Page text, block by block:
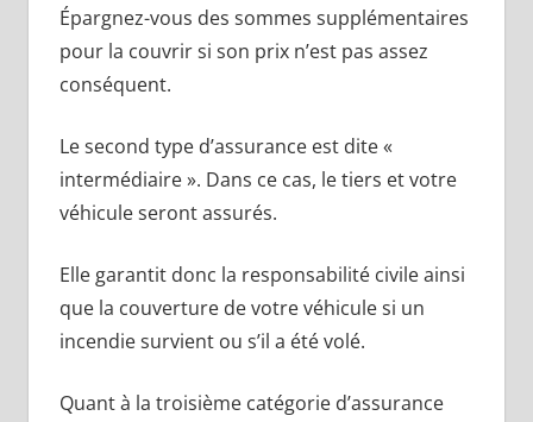
Épargnez-vous des sommes supplémentaires
pour la couvrir si son prix n’est pas assez
conséquent.
Le second type d’assurance est dite «
intermédiaire ». Dans ce cas, le tiers et votre
véhicule seront assurés.
Elle garantit donc la responsabilité civile ainsi
que la couverture de votre véhicule si un
incendie survient ou s’il a été volé.
Quant à la troisième catégorie d’assurance